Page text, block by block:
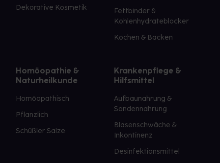
Dekorative Kosmetik
Fettbinder &
Kohlenhydrateblocker
Kochen & Backen
Homöopathie &
Naturheilkunde
Homöopathisch
Pflanzlich
Schüßler Salze
Krankenpflege &
Hilfsmittel
Aufbaunahrung &
Sondennahrung
Blasenschwäche &
Inkontinenz
Desinfektionsmittel